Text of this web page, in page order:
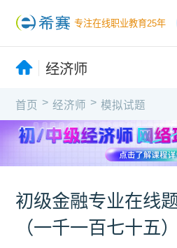
专注在线职业教育25年
经济师
首页 > 经济师 > 模拟试题
初级金融专业在线
（一千一百七十五）